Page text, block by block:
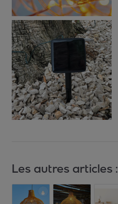
Les autres articles :